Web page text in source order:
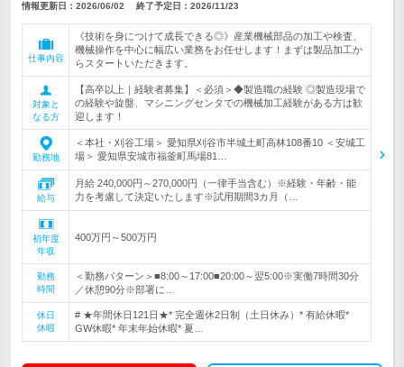
情報更新日：2026/06/02 終了予定日： 2026/11/23
仕事内容
《技術を身につけて成長できる◎》産業機械部品の加工や検査、
機械操作を中心に幅広い業務をお任せします！まずは製品加工か
らスタートいただきます。
対象と
なる方
【高卒以上｜経験者募集】＜必須＞◆製造職の経験 ◎製造現場で
の経験や旋盤、マシニングセンタでの機械加工経験がある方は歓
迎します！
勤務地
＜本社・刈谷工場＞ 愛知県刈谷市半城土町高林108番10 ＜安城工
場＞ 愛知県安城市福釜町馬場81…
給与
月給 240,000円～270,000円（一律手当含む）※経験・年齢・能
力を考慮して決定いたします※試用期間3カ月（…
初年度
年収
400万円～500万円
勤務
時間
＜勤務パターン＞■8:00～17:00■20:00～翌5:00※実働7時間30分
／休憩90分※部署に…
休日
休暇
# ★年間休日121日★* 完全週休2日制（土日休み）* 有給休暇*
GW休暇* 年末年始休暇* 夏…